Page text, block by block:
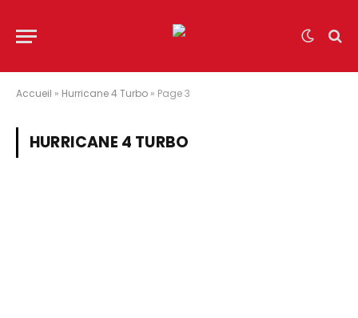
Accueil » Hurricane 4 Turbo » Page 3
HURRICANE 4 TURBO